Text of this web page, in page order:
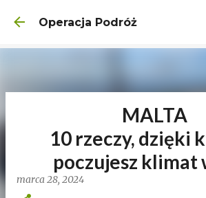
Przejdź do głównej
Operacja Podróż
MALTA
10 rzeczy, dzięki
poczujesz klimat
marca 28, 2024